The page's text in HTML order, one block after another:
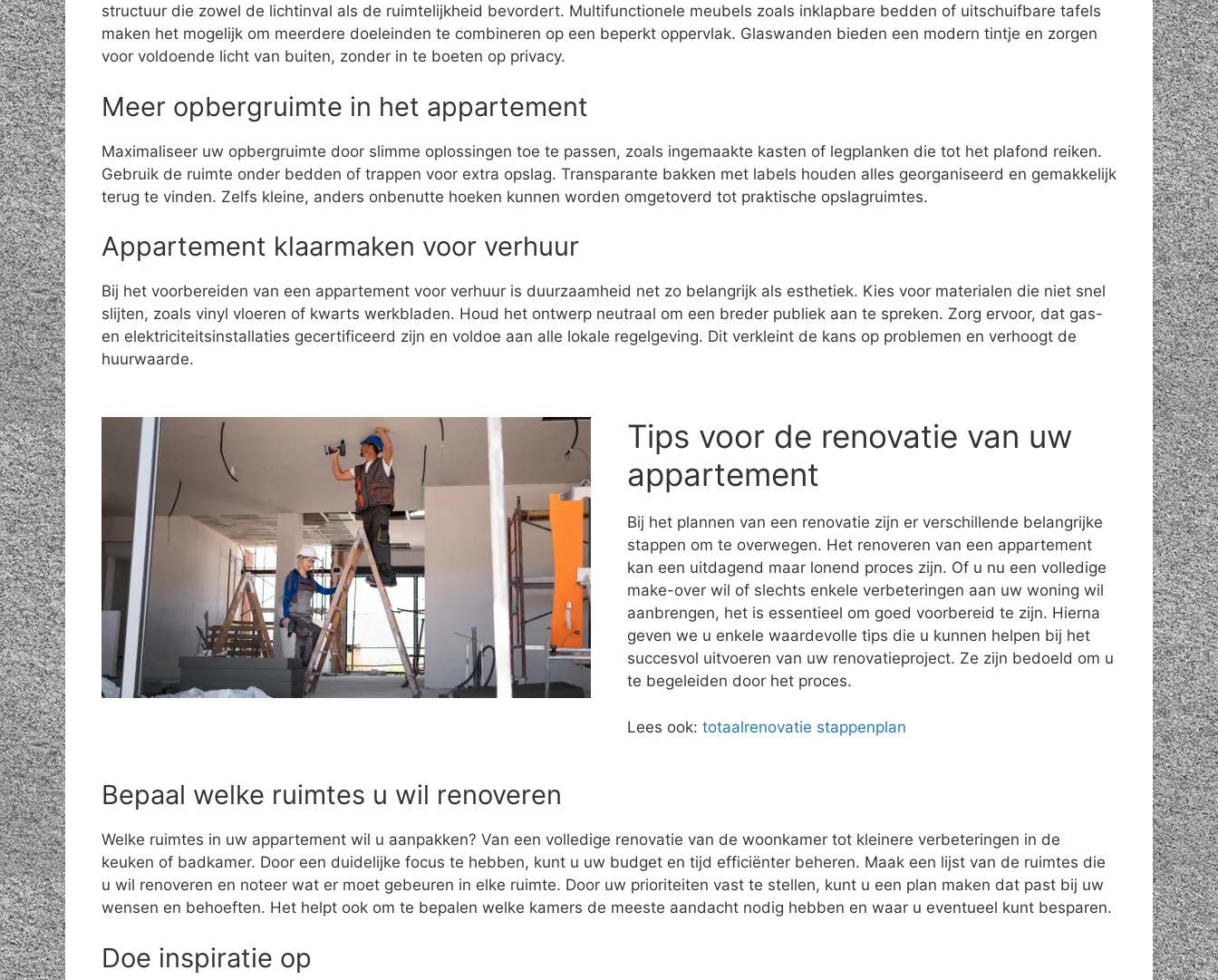
structuur die zowel de lichtinval als de ruimtelijkheid bevordert. Multifunctionele meubels zoals inklapbare bedden of uitschuifbare tafels
maken het mogelijk om meerdere doeleinden te combineren op een beperkt oppervlak. Glaswanden bieden een modern tintje en zorgen
voor voldoende licht van buiten, zonder in te boeten op privacy.
Meer opbergruimte in het appartement
Maximaliseer uw opbergruimte door slimme oplossingen toe te passen, zoals ingemaakte kasten of legplanken die tot het plafond reiken.
Gebruik de ruimte onder bedden of trappen voor extra opslag. Transparante bakken met labels houden alles georganiseerd en gemakkelijk
terug te vinden. Zelfs kleine, anders onbenutte hoeken kunnen worden omgetoverd tot praktische opslagruimtes.
Appartement klaarmaken voor verhuur
Bij het voorbereiden van een appartement voor verhuur is duurzaamheid net zo belangrijk als esthetiek. Kies voor materialen die niet snel
slijten, zoals vinyl vloeren of kwarts werkbladen. Houd het ontwerp neutraal om een breder publiek aan te spreken. Zorg ervoor, dat gas-
en elektriciteitsinstallaties gecertificeerd zijn en voldoe aan alle lokale regelgeving. Dit verkleint de kans op problemen en verhoogt de
huurwaarde.
Tips voor de renovatie van uw
appartement
Bij het plannen van een renovatie zijn er verschillende belangrijke
stappen om te overwegen. Het renoveren van een appartement
kan een uitdagend maar lonend proces zijn. Of u nu een volledige
make-over wil of slechts enkele verbeteringen aan uw woning wil
aanbrengen, het is essentieel om goed voorbereid te zijn. Hierna
geven we u enkele waardevolle tips die u kunnen helpen bij het
succesvol uitvoeren van uw renovatieproject. Ze zijn bedoeld om u
te begeleiden door het proces.
Lees ook: totaalrenovatie stappenplan
Bepaal welke ruimtes u wil renoveren
Welke ruimtes in uw appartement wil u aanpakken? Van een volledige renovatie van de woonkamer tot kleinere verbeteringen in de
keuken of badkamer. Door een duidelijke focus te hebben, kunt u uw budget en tijd efficiënter beheren. Maak een lijst van de ruimtes die
u wil renoveren en noteer wat er moet gebeuren in elke ruimte. Door uw prioriteiten vast te stellen, kunt u een plan maken dat past bij uw
wensen en behoeften. Het helpt ook om te bepalen welke kamers de meeste aandacht nodig hebben en waar u eventueel kunt besparen.
Doe inspiratie op